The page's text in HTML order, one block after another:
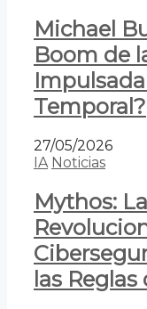
Michael
Boom de
Temporal?
27/05/2026
IA Noticias
Mythos:
las